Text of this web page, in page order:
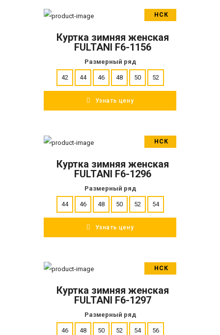
НСК
ПОДРОБНЕЕ
Куртка зимняя женская
FULTANI F6-1156
Размерный ряд
42 44 46 48 50 52
Узнать цену
НСК
ПОДРОБНЕЕ
Куртка зимняя женская
FULTANI F6-1296
Размерный ряд
44 46 48 50 52 54
Узнать цену
НСК
ПОДРОБНЕЕ
Куртка зимняя женская
FULTANI F6-1297
Размерный ряд
46 48 50 52 54 56